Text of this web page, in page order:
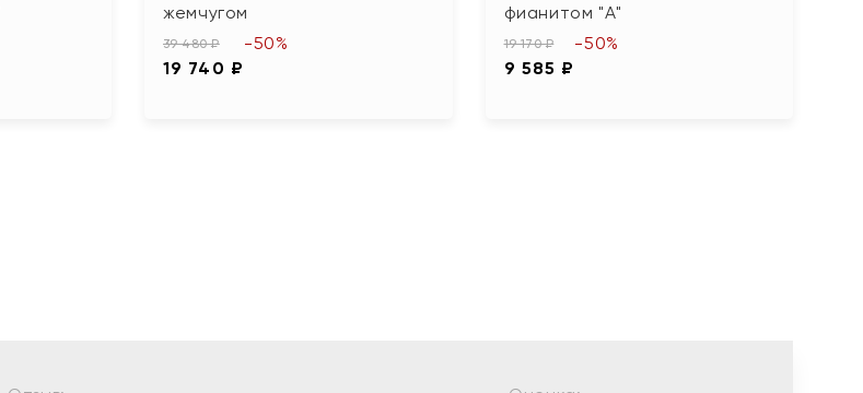
жемчугом
39 480 ₽
19 740 ₽
-50%
фианитом "А"
19 170 ₽
9 585 ₽
-50%